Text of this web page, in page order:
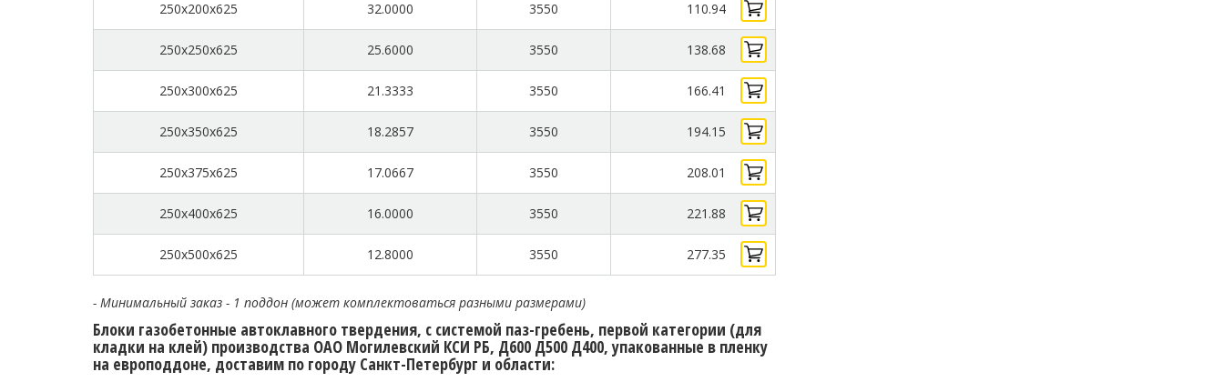
250x200x625 32.0000 3550 110.94
250x250x625 25.6000 3550 138.68
250x300x625 21.3333 3550 166.41
250x350x625 18.2857 3550 194.15
250x375x625 17.0667 3550 208.01
250x400x625 16.0000 3550 221.88
250x500x625 12.8000 3550 277.35
- Минимальный заказ - 1 поддон (может комплектоваться разными размерами)
Блоки газобетонные автоклавного твердения, с системой паз-гребень, первой категории (для
кладки на клей) производства ОАО Могилевский КСИ РБ, Д600 Д500 Д400, упакованные в пленку
на европоддоне, доставим по городу Санкт-Петербург и области: